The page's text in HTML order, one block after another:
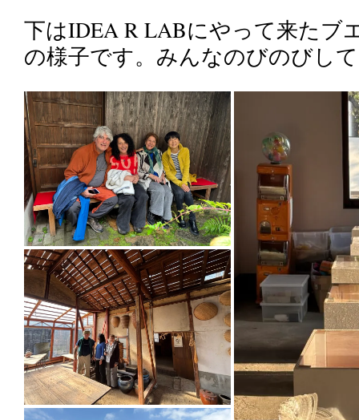
下はIDEA R LABにやって来たブ
の様子です。みんなのびのびし